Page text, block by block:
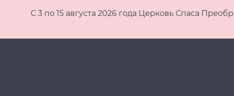
С 3 по 15 августа 2026 года Церковь Спаса